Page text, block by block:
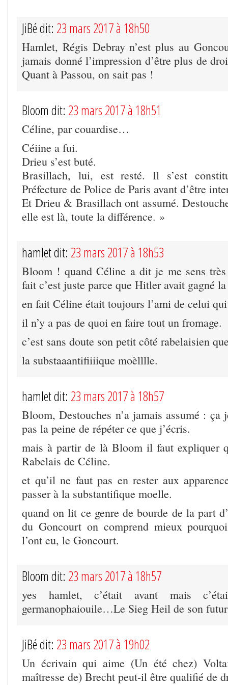
JiBé dit: 23 mars 2017 à 18h50
Hamlet, Régis Debray n’est plus au
jamais donné l’impression d’être plus de
Quant à Passou, on sait pas !
Bloom dit: 23 mars 2017 à 18h51
Céline, par couardise…
Céiine a fui.
Drieu s’est buté.
Brasillach, lui, est resté. Il s’est
Préfecture de Police de Paris avant d’être
Et Drieu & Brasillach ont assumé.
elle est là, toute la différence. »
hamlet dit: 23 mars 2017 à 18h53
Bloom ! quand Céline a dit je me sens
fait c’est juste parce que Hitler avait gagné
en fait Céline était toujours l’ami de celui
il n’y a pas de quoi en faire tout un fromage.
c’est sans doute son petit côté rabelaisien
la substaaantifiiiique moèlllle.
hamlet dit: 23 mars 2017 à 18h57
Bloom, Destouches n’a jamais assumé : ça
pas la peine de répéter ce que j’écris.
mais à partir de là Bloom il faut expliquer
Rabelais de Céline.
et qu’il ne faut pas en rester aux
passer à la substantifique moelle.
quand on lit ce genre de bourde de la part
du Goncourt on comprend mieux
l’ont eu, le Goncourt.
Bloom dit: 23 mars 2017 à 18h57
yes hamlet, c’était avant mais
germanophaiouile…Le Sieg Heil de son
JiBé dit: 23 mars 2017 à 19h02
Un écrivain qui aime (Un été chez)
maîtresse de) Brecht peut-il être qualifié de